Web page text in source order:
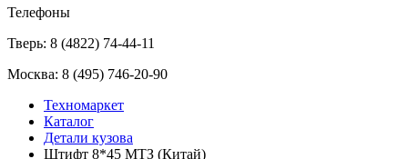
Телефоны
Тверь: 8 (4822) 74-44-11
Москва: 8 (495) 746-20-90
Техномаркет
Каталог
Детали кузова
Штифт 8*45 МТЗ (Китай)